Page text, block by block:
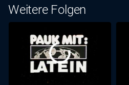
Weitere Folgen